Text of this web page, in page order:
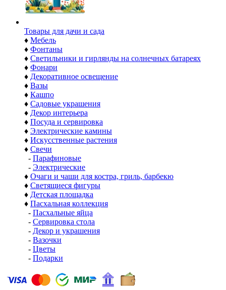
Товары для дачи и сада
♦ Мебель
♦ Фонтаны
♦ Светильники и гирлянды на солнечных батареях
♦ Фонари
♦ Декоративное освещение
♦ Вазы
♦ Кашпо
♦ Садовые украшения
♦ Декор интерьера
♦ Посуда и сервировка
♦ Электрические камины
♦ Искусственные растения
♦ Свечи
- Парафиновые
- Электрические
♦ Очаги и чаши для костра, гриль, барбекю
♦ Светящиеся фигуры
♦ Детская площадка
♦ Пасхальная коллекция
- Пасхальные яйца
- Сервировка стола
- Декор и украшения
- Вазочки
- Цветы
- Подарки